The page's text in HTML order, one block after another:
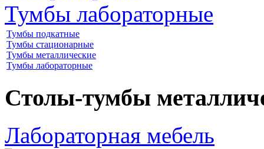
Тумбы лабораторные
Тумбы подкатные
Тумбы стационарные
Тумбы металлические
Тумбы лабораторные
Столы-тумбы
Лабораторная мебель